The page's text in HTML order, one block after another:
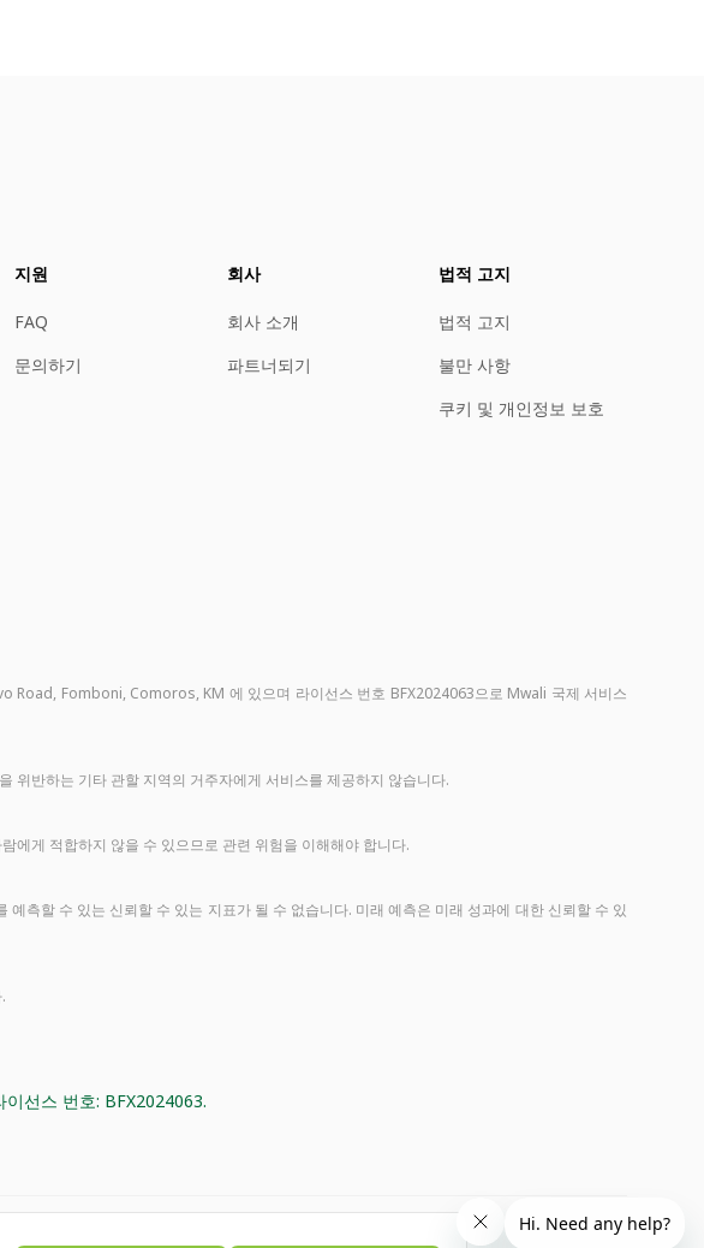
지원
FAQ
문의하기
회사
회사 소개
파트너되기
법적 고지
법적 고지
불만 사항
쿠키 및 개인정보 보호
Fomboni, Comoros, KM 에 있으며 라이선스 번호 BFX2024063으로 Mwali 국제 서비스
위반하는 기타 관할 지역의 거주자에게 서비스를 제공하지 않습니다.
에게 적합하지 않을 수 있으므로 관련 위험을 이해해야 합니다.
측할 수 있는 신뢰할 수 있는 지표가 될 수 없습니다. 미래 예측은 미래 성과에 대한 신뢰할 수 있
이선스 번호: BFX2024063.